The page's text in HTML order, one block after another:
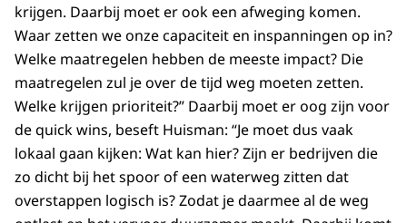
krijgen. Daarbij moet er ook een afweging komen.
Waar zetten we onze capaciteit en inspanningen op in?
Welke maatregelen hebben de meeste impact? Die
maatregelen zul je over de tijd weg moeten zetten.
Welke krijgen prioriteit?” Daarbij moet er oog zijn voor
de quick wins, beseft Huisman: “Je moet dus vaak
lokaal gaan kijken: Wat kan hier? Zijn er bedrijven die
zo dicht bij het spoor of een waterweg zitten dat
overstappen logisch is? Zodat je daarmee al de weg